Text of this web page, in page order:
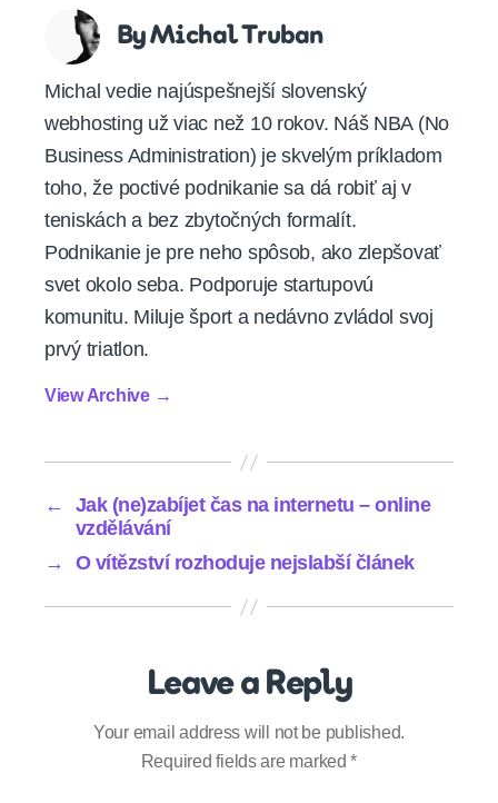
By Michal Truban
Michal vedie najúspešnejší slovenský
webhosting už viac než 10 rokov. Náš NBA (No
Business Administration) je skvelým príkladom
toho, že poctivé podnikanie sa dá robiť aj v
teniskách a bez zbytočných formalít.
Podnikanie je pre neho spôsob, ako zlepšovať
svet okolo seba. Podporuje startupovú
komunitu. Miluje šport a nedávno zvládol svoj
prvý triatlon.
View Archive →
←
Jak (ne)zabíjet čas na internetu – online
vzdělávání
→
O vítězství rozhoduje nejslabší článek
Leave a Reply
Your email address will not be published.
Required fields are marked*